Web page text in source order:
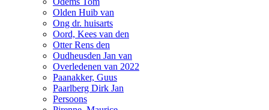
Olden Huib van
Ong dr. huisarts
Oord, Kees van den
Otter Rens den
Oudheusden Jan van
Overledenen van 2022
Paanakker, Guus
Paarlberg Dirk Jan
Persoons